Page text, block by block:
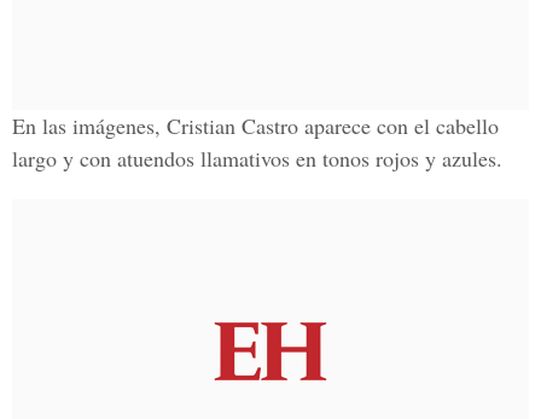
En las imágenes, Cristian Castro aparece con el cabello
largo y con atuendos llamativos en tonos rojos y azules.